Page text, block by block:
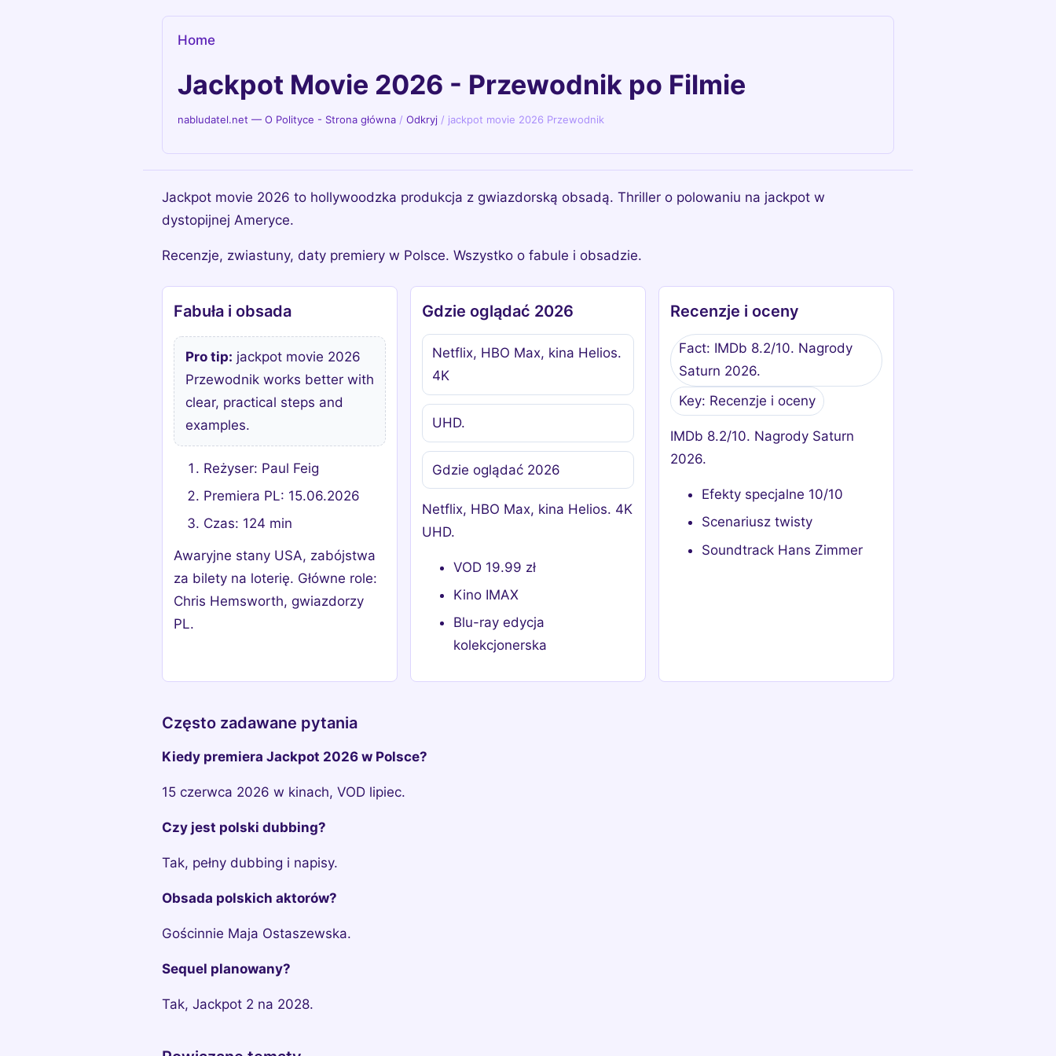
Home
Jackpot Movie 2026 - Przewodnik po Filmie
nabludatel.net — O Polityce - Strona główna /Odkryj / jackpot movie 2026 Przewodnik
Jackpot movie 2026 to hollywoodzka produkcja z gwiazdorską obsadą. Thriller o polowaniu na jackpot w
dystopijnej Ameryce.
Recenzje, zwiastuny, daty premiery w Polsce. Wszystko o fabule i obsadzie.
Fabuła i obsada
Pro tip: jackpot movie 2026
Przewodnik works better with
clear, practical steps and
examples.
Reżyser: Paul Feig
Premiera PL: 15.06.2026
Czas: 124 min
Awaryjne stany USA, zabójstwa
za bilety na loterię. Główne role:
Chris Hemsworth, gwiazdorzy
PL.
Gdzie oglądać 2026
Netflix, HBO Max, kina Helios.
4K
UHD.
Gdzie oglądać 2026
Netflix, HBO Max, kina Helios. 4K
UHD.
VOD 19.99 zł
Kino IMAX
Blu-ray edycja
kolekcjonerska
Recenzje i oceny
Fact: IMDb 8.2/10. Nagrody
Saturn 2026.
Key: Recenzje i oceny
IMDb 8.2/10. Nagrody Saturn
2026.
Efekty specjalne 10/10
Scenariusz twisty
Soundtrack Hans Zimmer
Często zadawane pytania
Kiedy premiera Jackpot 2026 w Polsce?
15 czerwca 2026 w kinach, VOD lipiec.
Czy jest polski dubbing?
Tak, pełny dubbing i napisy.
Obsada polskich aktorów?
Gościnnie Maja Ostaszewska.
Sequel planowany?
Tak, Jackpot 2 na 2028.